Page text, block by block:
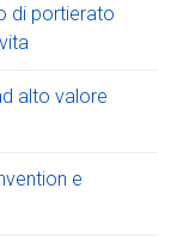
di portierato
alto valore
e